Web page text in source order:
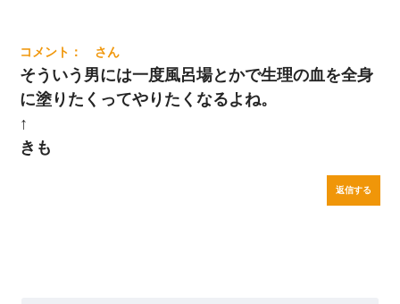
そういう男には一度風呂場とかで生理の血を全身
に塗りたくってやりたくなるよね。
↑
きも
返信する